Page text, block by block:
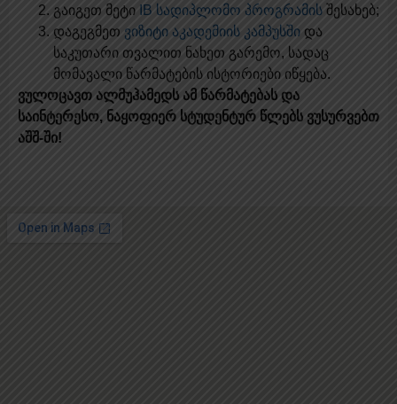
გაიგეთ მეტი
IB სადიპლომო პროგრამის შესახებ;
დაგეგმეთ ვიზიტი აკადემიის კამპუსში და
საკუთარი თვალით ნახეთ გარემო, სადაც
მომავალი წარმატების ისტორიები იწყება.
ვულოცავთ ალმუჰამედს ამ წარმატებას და
საინტერესო, ნაყოფიერ სტუდენტურ წლებს ვუსურვებთ
აშშ-ში!